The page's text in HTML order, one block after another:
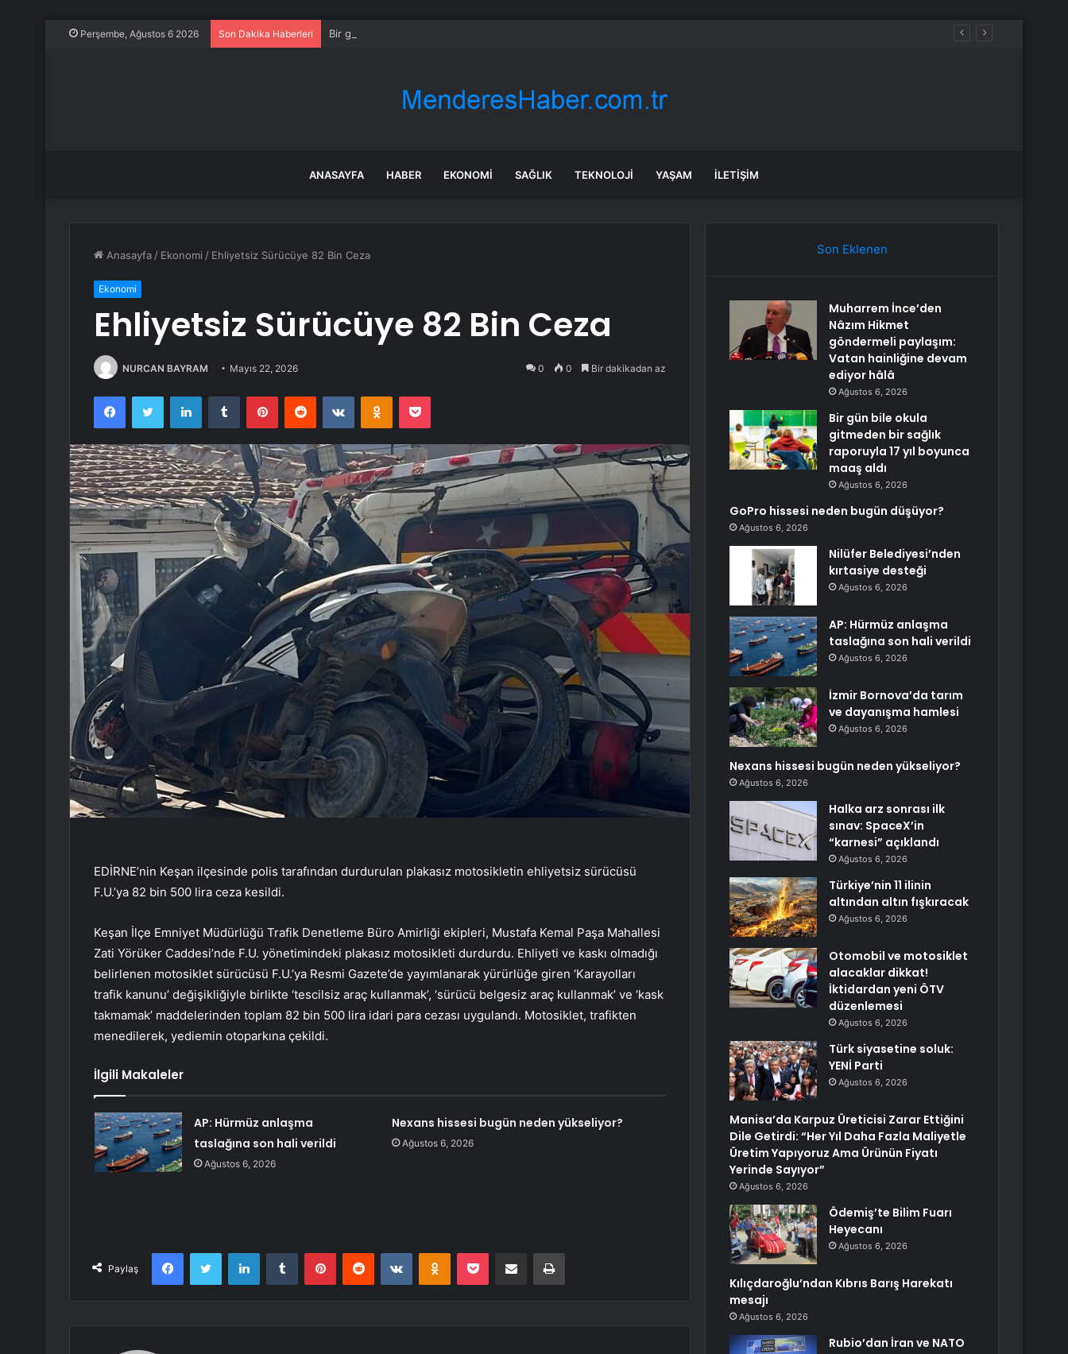
Perşembe, Ağustos 6 2026 Son Dakika Haberleri Bir gün bile okula gitmeden bir sağlık raporuyla 17 yıl boyunca maaş aldı
ANASAYFA HABER EKONOMI SAĞLIK TEKNOLOJI YAŞAM İLETIŞIM
Anasayfa / Ekonomi / Ehliyetsiz Sürücüye 82 Bin Ceza
Ekonomi
Ehliyetsiz Sürücüye 82 Bin Ceza
NURCAN BAYRAM Mayıs 22, 2026 0 0 Bir dakikadan az
FacebookTwitter LinkedInTumblr PinterestReddit VKontakteOdnoklassniki
Pocket
EDİRNE’nin Keşan ilçesinde polis tarafından durdurulan plakasız motosikletin ehliyetsiz sürücüsü
F.U.’ya 82 bin 500 lira ceza kesildi.
Keşan İlçe Emniyet Müdürlüğü Trafik Denetleme Büro Amirliği ekipleri, Mustafa Kemal Paşa Mahallesi
Zati Yörüker Caddesi’nde F.U. yönetimindeki plakasız motosikleti durdurdu. Ehliyeti ve kaskı olmadığı
belirlenen motosiklet sürücüsü F.U.’ya Resmi Gazete’de yayımlanarak yürürlüğe giren ‘Karayolları
trafik kanunu’ değişikliğiyle birlikte ‘tescilsiz araç kullanmak’, ‘sürücü belgesiz araç kullanmak’ ve ‘kask
takmamak’ maddelerinden toplam 82 bin 500 lira idari para cezası uygulandı. Motosiklet, trafikten
menedilerek, yediemin otoparkına çekildi.
İlgili Makaleler
AP: Hürmüz anlaşma
taslağına son hali verildi
Ağustos 6, 2026
Nexans hissesi bugün neden yükseliyor?
Ağustos 6, 2026
Paylaş
FacebookTwitter LinkedInTumblr PinterestReddit VKontakteOdnoklassniki
Pocket E-Posta ile paylaş Yazdır
Son Eklenen
Muharrem İnce’den
Nâzım Hikmet
göndermeli paylaşım:
Vatan hainliğine devam
ediyor hâlâ
Ağustos 6, 2026
Bir gün bile okula
gitmeden bir sağlık
raporuyla 17 yıl boyunca
maaş aldı
Ağustos 6, 2026
GoPro hissesi neden bugün düşüyor?
Ağustos 6, 2026
Nilüfer Belediyesi’nden
kırtasiye desteği
Ağustos 6, 2026
AP: Hürmüz anlaşma
taslağına son hali verildi
Ağustos 6, 2026
İzmir Bornova’da tarım
ve dayanışma hamlesi
Ağustos 6, 2026
Nexans hissesi bugün neden yükseliyor?
Ağustos 6, 2026
Halka arz sonrası ilk
sınav: SpaceX’in
“karnesi” açıklandı
Ağustos 6, 2026
Türkiye’nin 11 ilinin
altından altın fışkıracak
Ağustos 6, 2026
Otomobil ve motosiklet
alacaklar dikkat!
İktidardan yeni ÖTV
düzenlemesi
Ağustos 6, 2026
Türk siyasetine soluk:
YENİ Parti
Ağustos 6, 2026
Manisa’da Karpuz Üreticisi Zarar Ettiğini
Dile Getirdi: “Her Yıl Daha Fazla Maliyetle
Üretim Yapıyoruz Ama Ürünün Fiyatı
Yerinde Sayıyor”
Ağustos 6, 2026
Ödemiş’te Bilim Fuarı
Heyecanı
Ağustos 6, 2026
Kılıçdaroğlu’ndan Kıbrıs Barış Harekatı
mesajı
Ağustos 6, 2026
Rubio’dan İran ve NATO